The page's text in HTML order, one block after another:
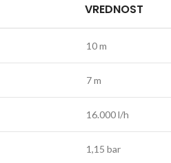
VREDNOST
10 m
7 m
16.000 l/h
1,15 bar